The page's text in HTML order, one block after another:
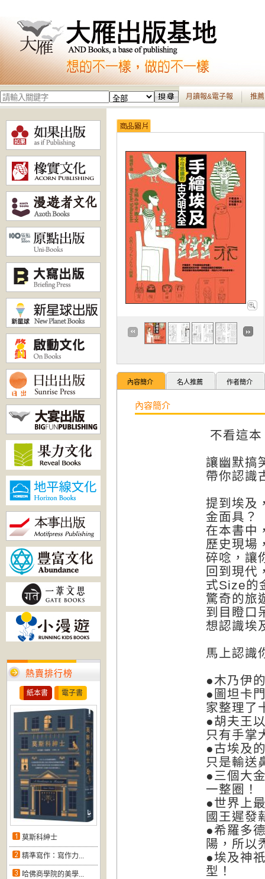
月讀報&電子報 推
熱賣排行榜
紙本書 電子書
莫斯科紳士
精準寫作：寫作力...
哈佛商學院的美學...
內容簡介 名人推薦 作者簡介
內容簡介
不看這
讓幽默搞
帶你認識
提到埃及
金面具？
在本書中
歷史現場
碎唸，讓
回到現代
式Size的
驚奇的旅
到目瞪口
想認識埃
馬上認識
●木乃伊
●圖坦卡
家整理了
●胡夫王
只有手掌
●古埃及
只是輸送
●三個大
一整圈！
●世界上
國王遲發
●希羅多
陽，所以
●埃及神
型！